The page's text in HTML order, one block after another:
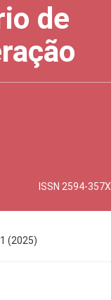
de
ISSN 2594-357X
(2025)